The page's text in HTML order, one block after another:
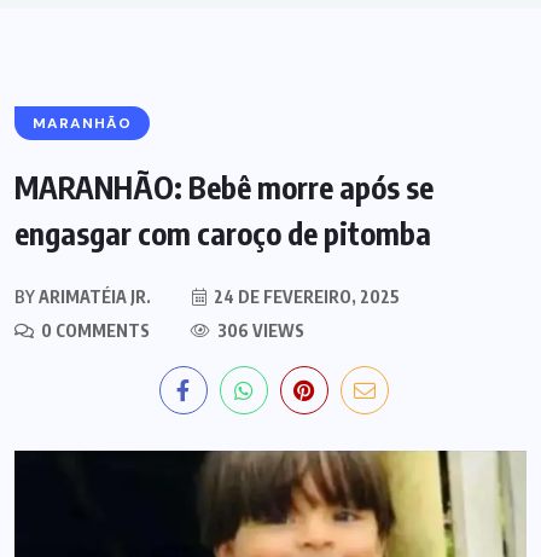
MARANHÃO
MARANHÃO: Bebê morre após se
engasgar com caroço de pitomba
BYARIMATÉIA JR.
24 DE FEVEREIRO, 2025
0 COMMENTS
306 VIEWS